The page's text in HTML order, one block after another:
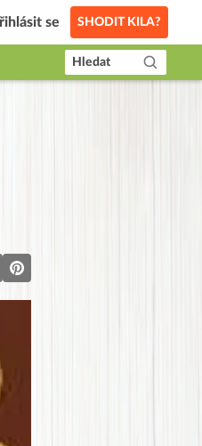
se SHODIT KILA?
Hledat